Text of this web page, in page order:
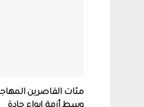
مئات القاصرين